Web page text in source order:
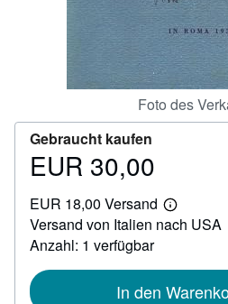
Foto des
Gebraucht kaufen
Preis
30,00
EUR 30,00
EUR 18,00 Versand
Weitere
Versand von Italien nach USA
Anzahl: 1 verfügbar
In den